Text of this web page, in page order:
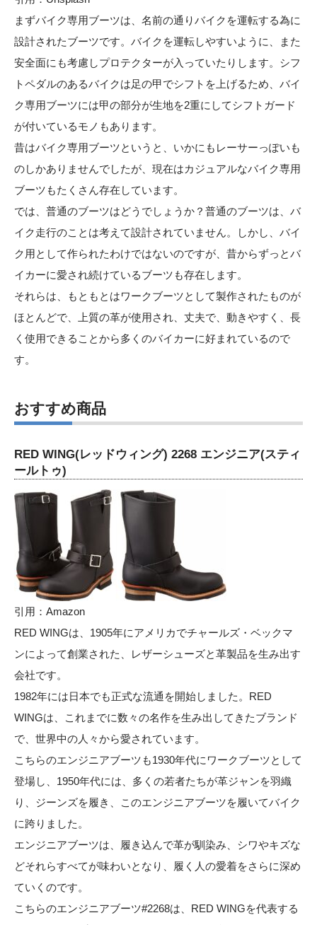
まずバイク専用ブーツは、名前の通りバイクを運転する為に
設計されたブーツです。バイクを運転しやすいように、また
安全面にも考慮しプロテクターが入っていたりします。シフ
トペダルのあるバイクは足の甲でシフトを上げるため、バイ
ク専用ブーツには甲の部分が生地を2重にしてシフトガード
が付いているモノもあります。
昔はバイク専用ブーツというと、いかにもレーサーっぽいも
のしかありませんでしたが、現在はカジュアルなバイク専用
ブーツもたくさん存在しています。
では、普通のブーツはどうでしょうか？普通のブーツは、バ
イク走行のことは考えて設計されていません。しかし、バイ
ク用として作られたわけではないのですが、昔からずっとバ
イカーに愛され続けているブーツも存在します。
それらは、もともとはワークブーツとして製作されたものが
ほとんどで、上質の革が使用され、丈夫で、動きやすく、長
く使用できることから多くのバイカーに好まれているので
す。
おすすめ商品
RED WING(レッドウィング) 2268 エンジニア(スティ
ールトゥ)
引用： Amazon
RED WINGは、1905年にアメリカでチャールズ・ベックマ
ンによって創業された、レザーシューズと革製品を生み出す
会社です。
1982年には日本でも正式な流通を開始しました。RED
WINGは、これまでに数々の名作を生み出してきたブランド
で、世界中の人々から愛されています。
こちらのエンジニアブーツも1930年代にワークブーツとして
登場し、1950年代には、多くの若者たちが革ジャンを羽織
り、ジーンズを履き、このエンジニアブーツを履いてバイク
に跨りました。
エンジニアブーツは、履き込んで革が馴染み、シワやキズな
どそれらすべてが味わいとなり、履く人の愛着をさらに深め
ていくのです。
こちらのエンジニアブーツ#2268は、RED WINGを代表する